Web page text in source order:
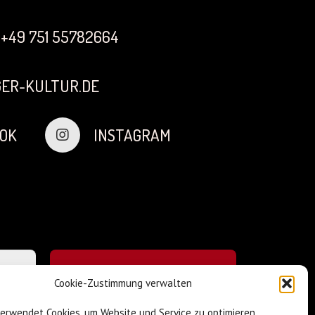
Cookie-Zustimmung verwalten
+49 751 55782664
KULTUR.DE
INSTAGRAM